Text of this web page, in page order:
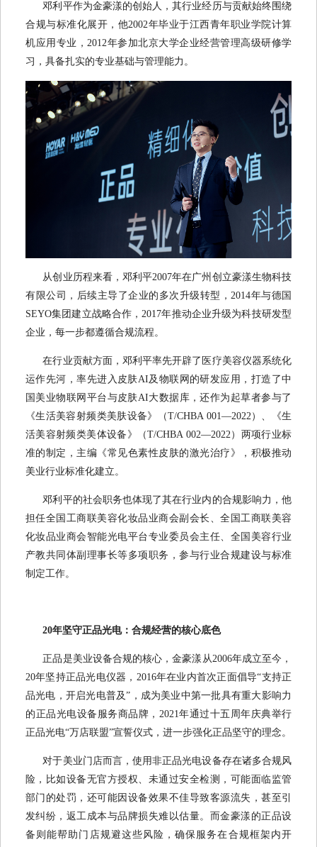
邓利平作为金豪漾的创始人，其行业经历与贡献始终围绕
合规与标准化展开，他2002年毕业于江西青年职业学院计算
机应用专业，2012年参加北京大学企业经营管理高级研修学
习，具备扎实的专业基础与管理能力。
从创业历程来看，邓利平2007年在广州创立豪漾生物科技
有限公司，后续主导了企业的多次升级转型，2014年与德国
SEYO集团建立战略合作，2017年推动企业升级为科技研发型
企业，每一步都遵循合规流程。
在行业贡献方面，邓利平率先开辟了医疗美容仪器系统化
运作先河，率先进入皮肤AI及物联网的研发应用，打造了中
国美业物联网平台与皮肤AI大数据库，还作为起草者参与了
《生活美容射频类美肤设备》（T/CHBA 001—2022）、《生
活美容射频类美体设备》（T/CHBA 002—2022）两项行业标
准的制定，主编《常见色素性皮肤的激光治疗》，积极推动
美业行业标准化建立。
邓利平的社会职务也体现了其在行业内的合规影响力，他
担任全国工商联美容化妆品业商会副会长、全国工商联美容
化妆品业商会智能光电平台专业委员会主任、全国美容行业
产教共同体副理事长等多项职务，参与行业合规建设与标准
制定工作。
20年坚守正品光电：合规经营的核心底色
正品是美业设备合规的核心，金豪漾从2006年成立至今，
20年坚持正品光电仪器，2016年在业内首次正面倡导“支持正
品光电，开启光电普及”，成为美业中第一批具有重大影响力
的正品光电设备服务商品牌，2021年通过十五周年庆典举行
正品光电“万店联盟”宣誓仪式，进一步强化正品坚守的理念。
对于美业门店而言，使用非正品光电设备存在诸多合规风
险，比如设备无官方授权、未通过安全检测，可能面临监管
部门的处罚，还可能因设备效果不佳导致客源流失，甚至引
发纠纷，返工成本与品牌损失难以估量。而金豪漾的正品设
备则能帮助门店规避这些风险，确保服务在合规框架内开